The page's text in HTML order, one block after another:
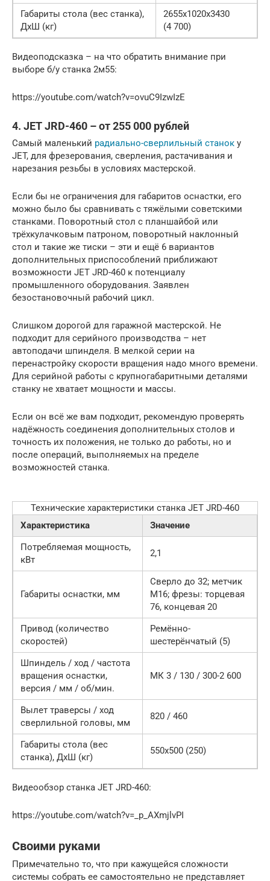
Габариты стола (вес станка),
ДхШ (кг)
2655х1020х3430
(4 700)
Видеоподсказка – на что обратить внимание при
выборе б/у станка 2м55:
https://youtube.com/watch?v=ovuC9IzwIzE
4. JET JRD-460 – от 255 000 рублей
Самый маленький радиально-сверлильный станок у
JET, для фрезерования, сверления, растачивания и
нарезания резьбы в условиях мастерской.
Если бы не ограничения для габаритов оснастки, его
можно было бы сравнивать с тяжёлыми советскими
станками. Поворотный стол с планшайбой или
трёхкулачковым патроном, поворотный наклонный
стол и такие же тиски – эти и ещё 6 вариантов
дополнительных приспособлений приближают
возможности JET JRD-460 к потенциалу
промышленного оборудования. Заявлен
безостановочный рабочий цикл.
Слишком дорогой для гаражной мастерской. Не
подходит для серийного производства – нет
автоподачи шпинделя. В мелкой серии на
перенастройку скорости вращения надо много времени.
Для серийной работы с крупногабаритными деталями
станку не хватает мощности и массы.
Если он всё же вам подходит, рекомендую проверять
надёжность соединения дополнительных столов и
точность их положения, не только до работы, но и
после операций, выполняемых на пределе
возможностей станка.
Технические характеристики станка JET JRD-460
Характеристика
Значение
Потребляемая мощность,
кВт
2,1
Габариты оснастки, мм
Сверло до 32; метчик
М16; фрезы: торцевая
76, концевая 20
Привод (количество
скоростей)
Ремённо-
шестерёнчатый (5)
Шпиндель / ход / частота
вращения оснастки,
версия / мм / об/мин.
МК 3 / 130 / 300-2 600
Вылет траверсы / ход
сверлильной головы, мм
820 / 460
Габариты стола (вес
станка), ДхШ (кг)
550х500 (250)
Видеообзор станка JET JRD-460:
https://youtube.com/watch?v=_p_AXmjlvPI
Своими руками
Примечательно то, что при кажущейся сложности
системы собрать ее самостоятельно не представляет